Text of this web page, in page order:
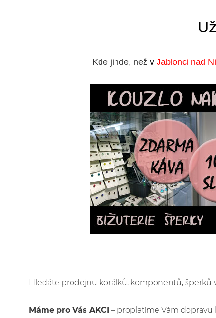
Kde jinde, než v Jablonci nad
Hledáte prodejnu korálků, komponentů, šperků
Máme pro Vás AKCI – proplatíme Vám dopravu